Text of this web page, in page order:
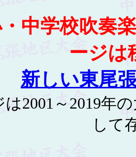
中学校吹奏
ージは
新しい東尾
は2001～2019年
して